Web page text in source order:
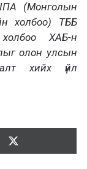
(Монголын
холбоо) ТББ
ХАБ-н
олон улсын
хийх үйл
Түгээх:
Т